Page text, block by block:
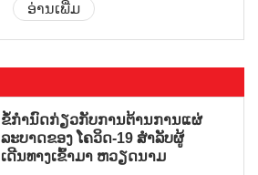
ອ່ານເພີ່ມ
ຂໍ້ກຳນົດກ່ຽວກັບການຕ້ານການແຜ່
ລະບາດຂອງ ໂຄວິດ-19 ສຳລັບຜູ້
ເດີນທາງເຂົ້າມາ ຫວຽດນາມ